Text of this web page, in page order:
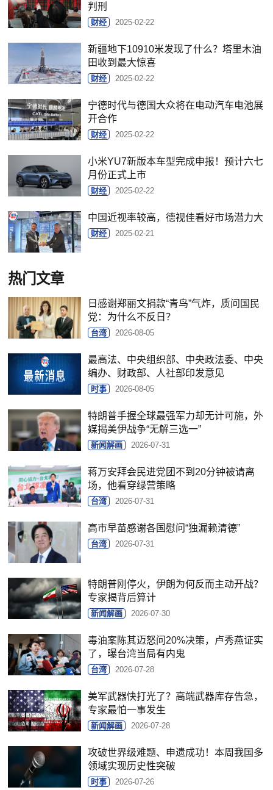
判刑
财经 2025-02-22
新疆地下10910米发现了什么？塔里木油
田收到最大惊喜
财经 2025-02-22
宁德时代与德国大众将在电动汽车电池展
开合作
财经 2025-02-22
小米YU7新版本车型完成申报！预计六七
月份正式上市
财经 2025-02-22
中国近视率较高，德视佳看好市场潜力大
财经 2025-02-21
热门文章
日感谢郑丽文捐款“青鸟”气炸，质问国民
党：为什么不反日？
台湾 2026-08-05
最高法、中央组织部、中央政法委、中央
编办、财政部、人社部印发意见
时事 2026-08-05
特朗普手握全球最强军力却无计可施，外
媒揭美伊战争“无解三选一”
新闻解画 2026-07-31
蒋万安拜会民进党团不到20分钟被请离
场，他看穿绿营策略
台湾 2026-07-31
高市早苗感谢各国慰问“独漏赖清德”
台湾 2026-07-31
特朗普刚停火，伊朗为何反而主动开战？
专家揭背后算计
新闻解画 2026-07-30
毒油案陈其迈怒问20%决策，卢秀燕证实
了，曝台湾当局有内鬼
台湾 2026-07-28
美军武器快打光了？高端武器库存告急，
专家最怕一事发生
新闻解画 2026-07-28
攻破世界级难题、申遗成功！本周我国多
领域实现历史性突破
时事 2026-07-26